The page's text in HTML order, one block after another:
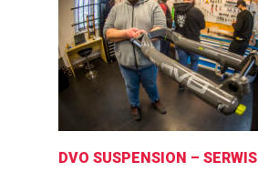
DVO SUSPENSION – SERWIS